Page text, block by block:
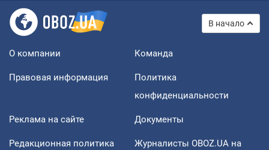
В начало
О компании Команда
Правовая информация
Политика
конфиденциальности
Реклама на сайте Документы
Редакционная политика
Журналисты OBOZ.UA на